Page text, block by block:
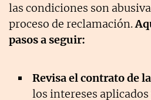
las condiciones son
proceso de reclamación.
pasos a seguir:
Revisa el contrato de
los intereses